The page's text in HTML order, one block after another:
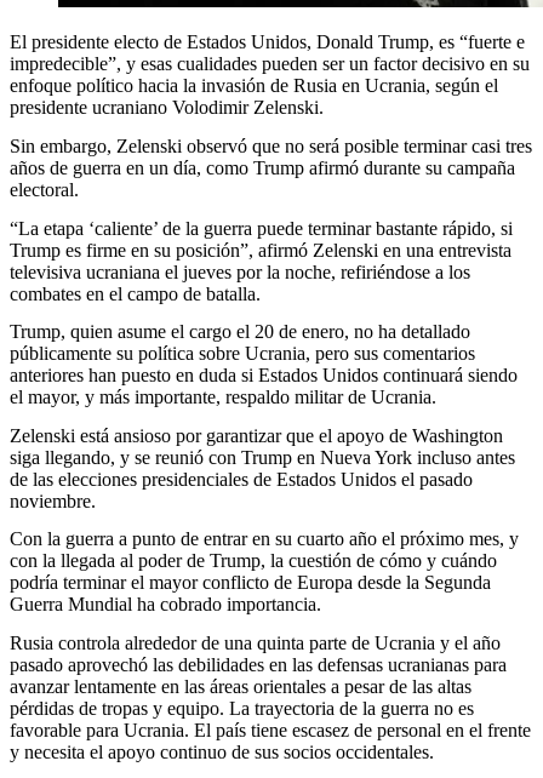
El presidente electo de Estados Unidos, Donald Trump, es “fuerte e
impredecible”, y esas cualidades pueden ser un factor decisivo en su
enfoque político hacia la invasión de Rusia en Ucrania, según el
presidente ucraniano Volodimir Zelenski.
Sin embargo, Zelenski observó que no será posible terminar casi tres
años de guerra en un día, como Trump afirmó durante su campaña
electoral.
“La etapa ‘caliente’ de la guerra puede terminar bastante rápido, si
Trump es firme en su posición”, afirmó Zelenski en una entrevista
televisiva ucraniana el jueves por la noche, refiriéndose a los
combates en el campo de batalla.
Trump, quien asume el cargo el 20 de enero, no ha detallado
públicamente su política sobre Ucrania, pero sus comentarios
anteriores han puesto en duda si Estados Unidos continuará siendo
el mayor, y más importante, respaldo militar de Ucrania.
Zelenski está ansioso por garantizar que el apoyo de Washington
siga llegando, y se reunió con Trump en Nueva York incluso antes
de las elecciones presidenciales de Estados Unidos el pasado
noviembre.
Con la guerra a punto de entrar en su cuarto año el próximo mes, y
con la llegada al poder de Trump, la cuestión de cómo y cuándo
podría terminar el mayor conflicto de Europa desde la Segunda
Guerra Mundial ha cobrado importancia.
Rusia controla alrededor de una quinta parte de Ucrania y el año
pasado aprovechó las debilidades en las defensas ucranianas para
avanzar lentamente en las áreas orientales a pesar de las altas
pérdidas de tropas y equipo. La trayectoria de la guerra no es
favorable para Ucrania. El país tiene escasez de personal en el frente
y necesita el apoyo continuo de sus socios occidentales.